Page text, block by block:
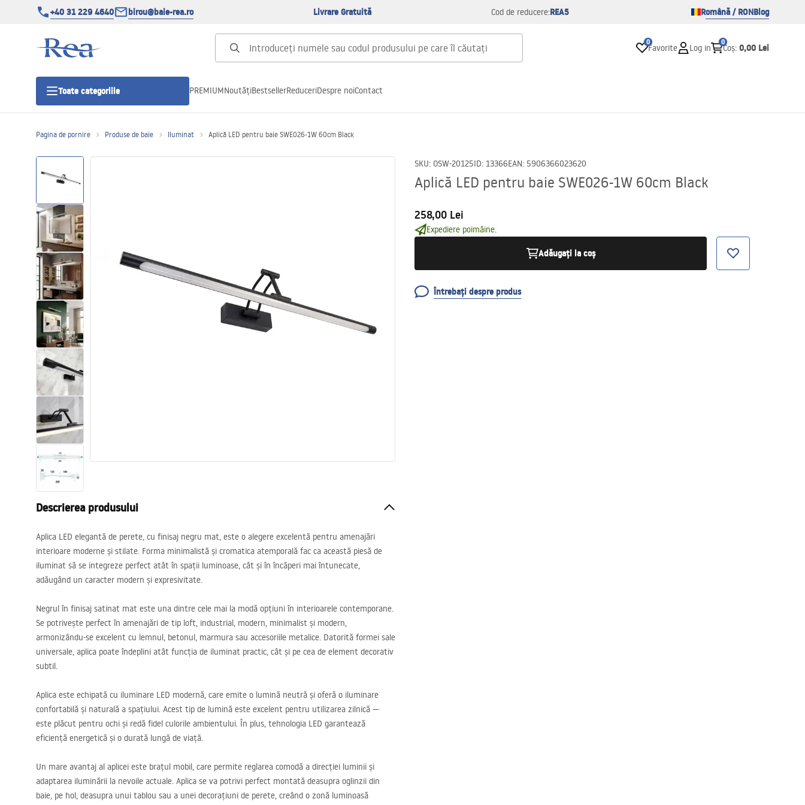
+40 31 229 4640 birou@baie-rea.ro Livrare Gratuită Cod de reducere:REA5 Română / RONBlog
0
Favorite Log in
0
Coș: 0,00 Lei
Toate categoriile
Usi pentru cabine de dus
Cadite de dus
Rigole Liniare
Vase WC si Bideuri
Lavoare
Cazi cu paravane
Baterii sanitare
Dusuri
Bucatarie
PREMIUMNoutățiBestsellerReduceriDespre noiContact
Pagina de pornire Produse de baie Iluminat Aplică LED pentru baie SWE026-1W 60cm Black
SKU: OSW-20125ID: 13366EAN: 5906366023620
Aplică LED pentru baie SWE026-1W 60cm Black
258,00 Lei
Expediere poimâine.
Adăugați la coș
Întrebați despre produs
Descrierea produsului
Aplica LED elegantă de perete, cu finisaj negru mat, este o alegere excelentă pentru amenajări
interioare moderne și stilate. Forma minimalistă și cromatica atemporală fac ca această piesă de
iluminat să se integreze perfect atât în spații luminoase, cât și în încăperi mai întunecate,
adăugând un caracter modern și expresivitate.
Negrul în finisaj satinat mat este una dintre cele mai la modă opțiuni în interioarele contemporane.
Se potrivește perfect în amenajări de tip loft, industrial, modern, minimalist și modern,
armonizându-se excelent cu lemnul, betonul, marmura sau accesoriile metalice. Datorită formei sale
universale, aplica poate îndeplini atât funcția de iluminat practic, cât și pe cea de element decorativ
subtil.
Aplica este echipată cu iluminare LED modernă, care emite o lumină neutră și oferă o iluminare
confortabilă și naturală a spațiului. Acest tip de lumină este excelent pentru utilizarea zilnică —
este plăcut pentru ochi și redă fidel culorile ambientului. În plus, tehnologia LED garantează
eficiență energetică și o durată lungă de viață.
Un mare avantaj al aplicei este brațul mobil, care permite reglarea comodă a direcției luminii și
adaptarea iluminării la nevoile actuale. Aplica se va potrivi perfect montată deasupra oglinzii din
baie, pe hol, deasupra unui tablou sau a unei decorațiuni de perete, creând o zonă luminoasă